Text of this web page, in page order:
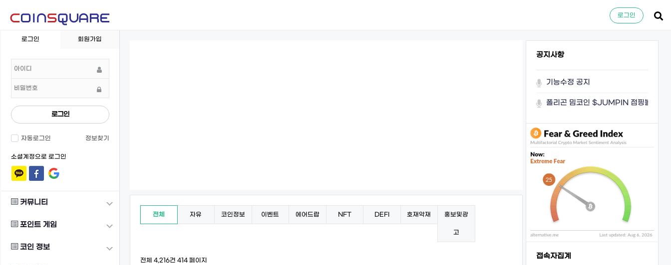
로그인
로그인 회원가입
로그인
자동로그인 정보찾기
소셜계정으로 로그인
커뮤니티
포인트 게임
코인 정보
전체 자유 코인정보 이벤트 에어드랍 NFT DEFI 호재악재 홍보및광
고
전체 4,216건 414 페이지
공지사항
기능수정 공지
폴리곤 밈코인 $JUMPIN 점핑볼이 쏜
접속자집계